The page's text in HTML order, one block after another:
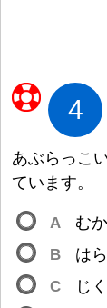
4
あぶらっこ
ています。
A
む
B
は
C
じ